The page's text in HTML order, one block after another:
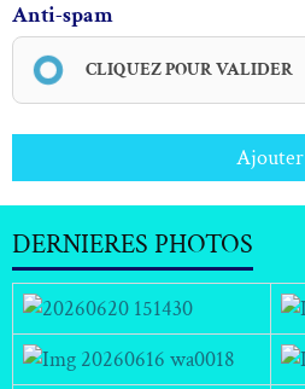
Anti-spam
CLIQUEZ POUR VALIDER
Ajouter
DERNIERES PHOTOS